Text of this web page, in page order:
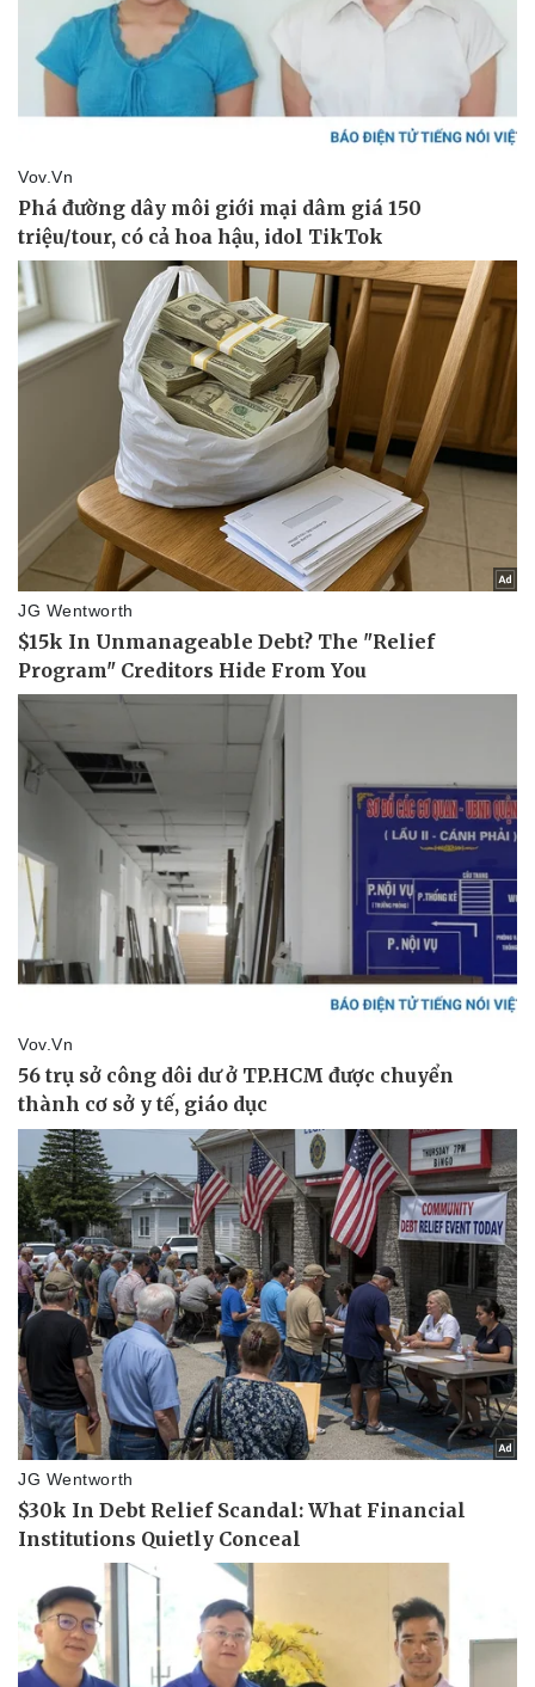
Pháp luật
Vụ án
Tin nóng
Tư vấn luật
Vũ khí
Phân tích